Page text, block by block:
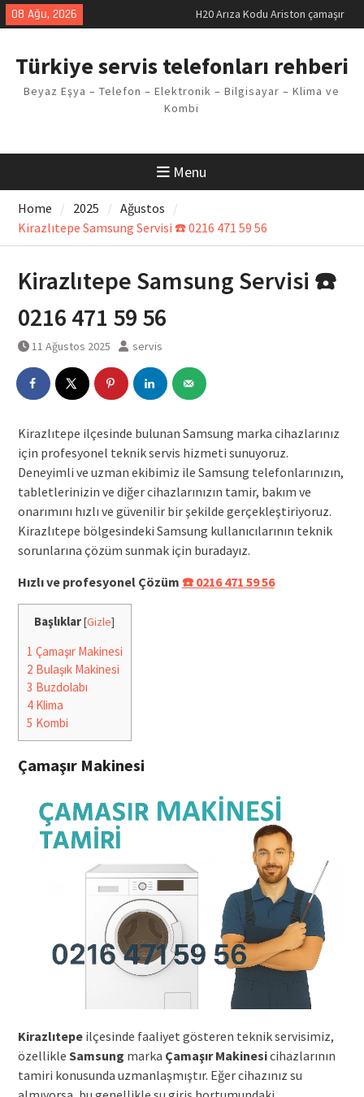
Skip
to
08 Ağu, 2026
LG kombi E2 Arızası Çözümü
Çözüm Yöntemleri
Vaillant çamaşır makinesi E03
Arıza Kodu
Ferroli klima E3 Arızası Çözümü
Türkiye servis telefonları rehberi
Beyaz Eşya – Telefon – Elektronik – Bilgisayar – Klima ve
Kombi
Menu
Home 2025
Ağustos
Kirazlıtepe Samsung Servisi ☎️ 0216 471 59 56
Kirazlıtepe Samsung Servisi ☎️
0216 471 59 56
11 Ağustos 2025 servis
Kirazlıtepe ilçesinde bulunan Samsung marka cihazlarınız
için profesyonel teknik servis hizmeti sunuyoruz.
Deneyimli ve uzman ekibimiz ile Samsung telefonlarınızın,
tabletlerinizin ve diğer cihazlarınızın tamir, bakım ve
onarımını hızlı ve güvenilir bir şekilde gerçekleştiriyoruz.
Kirazlıtepe bölgesindeki Samsung kullanıcılarının teknik
sorunlarına çözüm sunmak için buradayız.
Hızlı ve profesyonel Çözüm ☎️ 0216 471 59 56
Başlıklar[Gizle]
1 Çamaşır Makinesi
2 Bulaşık Makinesi
3 Buzdolabı
4Klima
5 Kombi
Çamaşır Makinesi
Kirazlıtepeilçesinde faaliyet gösteren teknik servisimiz,
özellikle Samsung marka Çamaşır Makinesicihazlarının
tamiri konusunda uzmanlaşmıştır. Eğer cihazınız su